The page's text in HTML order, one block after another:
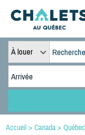
À louer
Accueil > Canada > Québec